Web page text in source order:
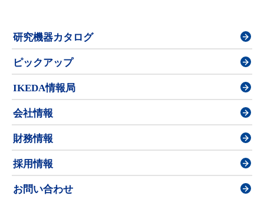
研究機器カタログ
ピックアップ
IKEDA情報局
会社情報
財務情報
採用情報
お問い合わせ